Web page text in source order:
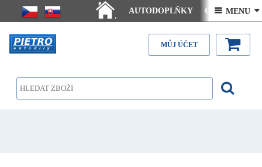
.
AUTODOPLŇKY Ceny doručení
Články - návody Kontakt
 MENU 
MŮJ ÚČET